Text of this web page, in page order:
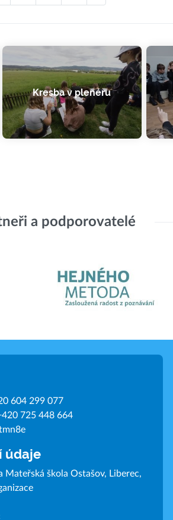
Kresba v plenéru
a podporovatelé
604 299 077
725 448 664
údaje
Mateřská škola Ostašov, Liberec,